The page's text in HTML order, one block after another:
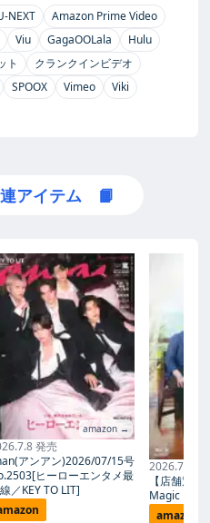
NEXT
Amazon Prime Video
Viu GagaOOLala
Hulu
ト
クランクインビデオ
SPOOX Vimeo
Viki
アイテム 📙
amazon →
発売
アンアン)2026/07/15号
ヒーローエンタメ最
／KEY TO LIT]
2026.7.27
【店舗別
Magic
amazon